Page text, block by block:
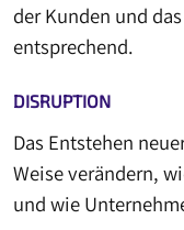
der Kunden und
entsprechend.
DISRUPTION
Das Entstehen
Weise verändern,
und wie